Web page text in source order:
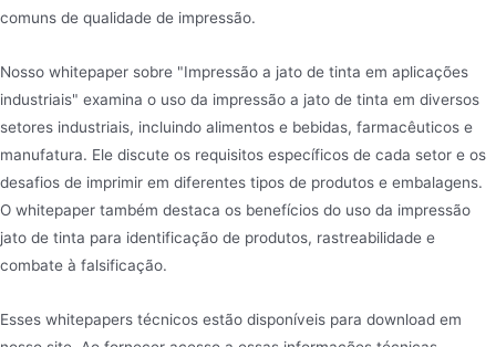
comuns de qualidade de impressão.
Nosso whitepaper sobre "Impressão a jato de tinta em aplicações
industriais" examina o uso da impressão a jato de tinta em diversos
setores industriais, incluindo alimentos e bebidas, farmacêuticos e
manufatura. Ele discute os requisitos específicos de cada setor e os
desafios de imprimir em diferentes tipos de produtos e embalagens.
O whitepaper também destaca os benefícios do uso da impressão
jato de tinta para identificação de produtos, rastreabilidade e
combate à falsificação.
Esses whitepapers técnicos estão disponíveis para download em